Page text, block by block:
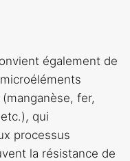
également de
fer,
qui
processus
la résistance de